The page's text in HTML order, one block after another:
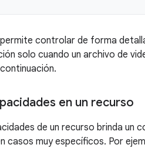
controlar de forma
solo cuando un archivo de
en un recurso
de un recurso brinda
casos muy específicos. Por